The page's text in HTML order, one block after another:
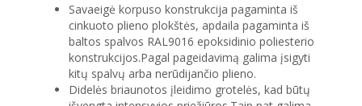
Savaeigė korpuso konstrukcija pagaminta iš
cinkuoto plieno plokštės, apdaila pagaminta iš
baltos spalvos RAL9016 epoksidinio poliesterio
konstrukcijos.Pagal pageidavimą galima įsigyti
kitų spalvų arba nerūdijančio plieno.
Didelės briaunotos įleidimo grotelės, kad būtų